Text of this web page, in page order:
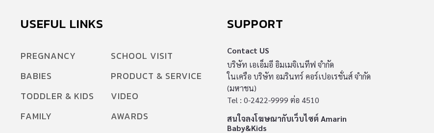
USEFUL LINKS
PREGNANCY
BABIES
TODDLER & KIDS
FAMILY
SCHOOL VISIT
PRODUCT & SERVICE
VIDEO
AWARDS
SUPPORT
Contact US
บริษัท เอเอ็มอี อิมเมจิเนทีฟ จำกัด
ในเครือ บริษัท อมรินทร์ คอร์เปอเรชั่นส์ จำกัด
(มหาชน)
Tel : 0-2422-9999 ต่อ 4510
สนใจลงโฆษณากับเว็บไซต์ Amarin
Baby&Kids